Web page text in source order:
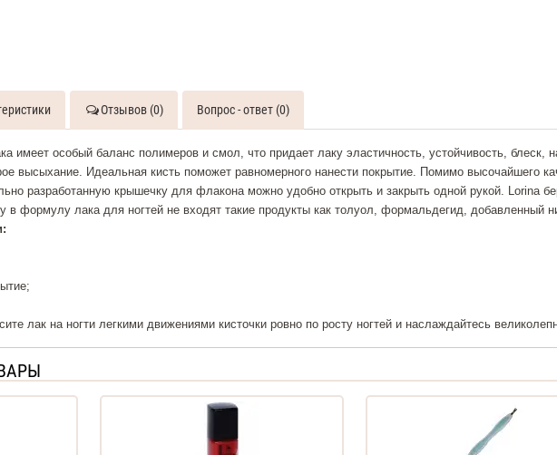
Отзывов (0) Вопрос - ответ (0)
имеет особый баланс полимеров и смол, что придает лаку эластичность, устойчивость, блеск,
высыхание. Идеальная кисть поможет равномерного нанести покрытие. Помимо высочайшего
разработанную крышечку для флакона можно удобно открыть и закрыть одной рукой. Lorina
в формулу лака для ногтей не входят такие продукты как толуол, формальдегид, добавленный
лак на ногти легкими движениями кисточки ровно по росту ногтей и наслаждайтесь